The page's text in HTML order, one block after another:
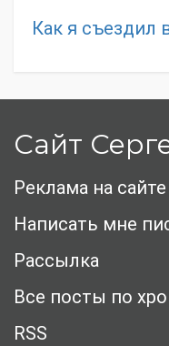
Как я съездил
Сайт
Реклама на сайте
Написать мне
Рассылка
Все посты по
RSS